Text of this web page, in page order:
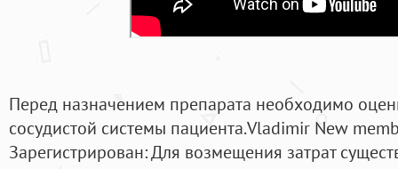
Перед назначением препарата необходимо
сосудистой системы пациента.Vladimir New
Зарегистрирован: Для возмещения затрат